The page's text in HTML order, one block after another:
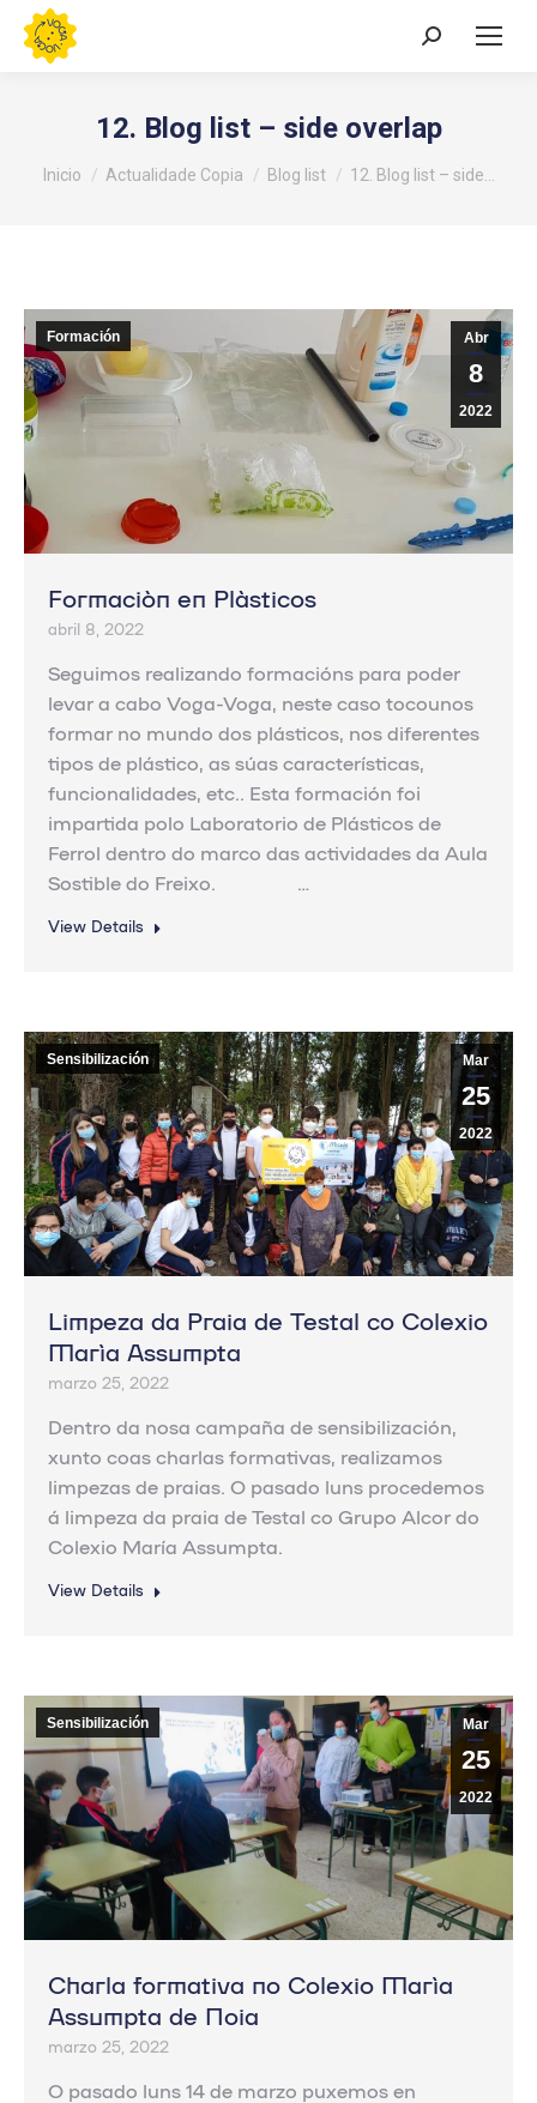
Buscar:
12. Blog list – side overlap
Estás aquí:
Inicio Actualidade Copia Blog list 12. Blog list – side…
Abr
8
2022
Formación
Formación en Plásticos
abril 8, 2022
Seguimos realizando formacións para poder
levar a cabo Voga-Voga, neste caso tocounos
formar no mundo dos plásticos, nos diferentes
tipos de plástico, as súas características,
funcionalidades, etc.. Esta formación foi
impartida polo Laboratorio de Plásticos de
Ferrol dentro do marco das actividades da Aula
Sostible do Freixo. …
View Details
Mar
25
2022
Sensibilización
Limpeza da Praia de Testal co Colexio
María Assumpta
marzo 25, 2022
Dentro da nosa campaña de sensibilización,
xunto coas charlas formativas, realizamos
limpezas de praias. O pasado luns procedemos
á limpeza da praia de Testal co Grupo Alcor do
Colexio María Assumpta.
View Details
Mar
25
2022
Sensibilización
Charla formativa no Colexio María
Assumpta de Noia
marzo 25, 2022
O pasado luns 14 de marzo puxemos en